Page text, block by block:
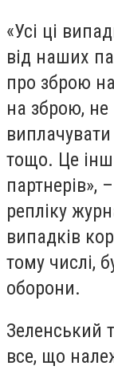
«Усі ці
від наших
про зброю
на зброю,
виплачувати
тощо. Це
партнерів»,
репліку
випадків
тому числі,
оборони.
Зеленський
все, що